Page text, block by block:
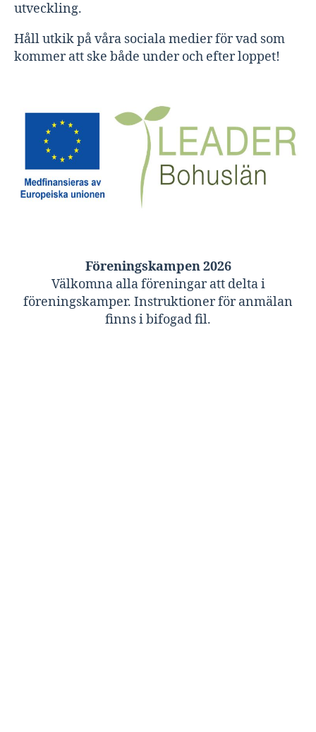
utveckling.
Håll utkik på våra sociala medier för vad som
kommer att ske både under och efter loppet!
Föreningskampen 2026
Välkomna alla föreningar att delta i
föreningskamper. Instruktioner för anmälan
finns i bifogad fil.